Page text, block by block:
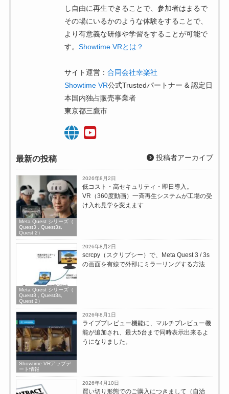
し自由に再生できることで、参加者はまるで
その場にいるかのような体験をすることで、
より有意義な研修や学習をすることが可能で
す。 Showtime VRとは？
サイト運営： 合同会社幸楽社
Showtime VR公式Trustedパートナー & 認定日
本国内独占販売事業者
東京都三鷹市
最新の投稿 投稿者アーカイブ
Meta Quest シリーズ（
Quest3 , Quest3s,
Quest 2）
2026年8月2日
低コスト・高セキュリティ・即日導入。
VR（360度動画）一斉再生システムが工場の受
け入れ見学を変えます
Meta Quest シリーズ（
Quest3 , Quest3s,
Quest 2）
2026年8月2日
scrcpy（スクリプシー）で、Meta Quest 3 / 3s
の画面を有線で外部にミラーリングする方法
Showtime VRアップデ
ート情報
2026年8月1日
ライブプレビュー機能に、マルチプレビュー機
能が追加され、最大5台まで同時表示出来るよ
うになりました。
2026年4月10日
買い切り形態でのご購入につきまして（自治